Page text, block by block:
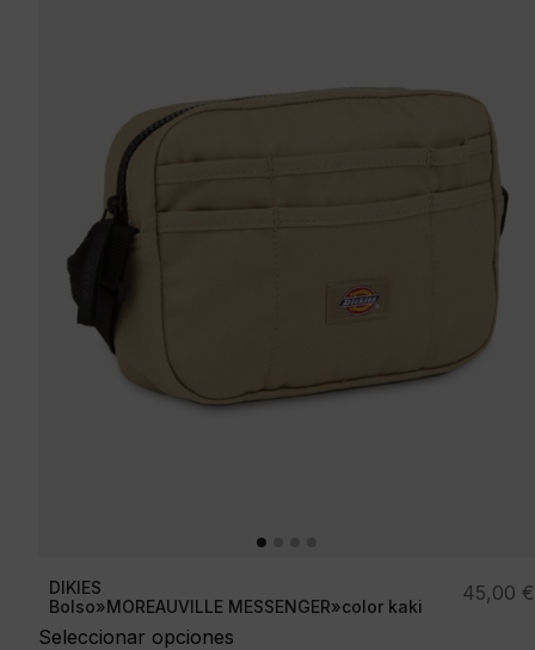
DIKIES
Bolso»MOREAUVILLE MESSENGER»color kaki
Seleccionar opciones
45,00 €